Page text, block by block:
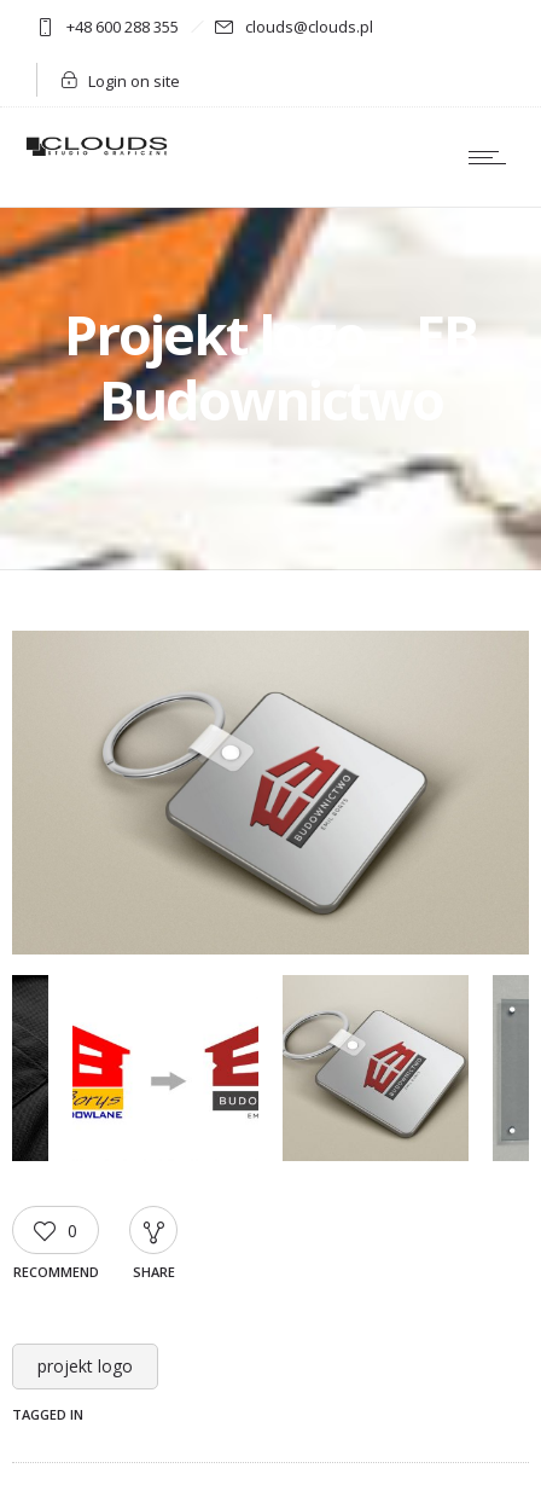
+48 600 288 355 clouds@clouds.pl
Login on site
Projekt logo – EB
Budownictwo
0
RECOMMEND SHARE
projekt logo
TAGGED IN